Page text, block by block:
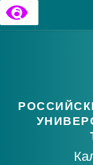
Часто